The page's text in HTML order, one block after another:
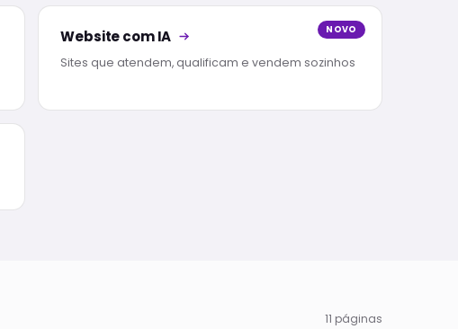
NOVO
Website com IA
Sites que atendem, qualificam e vendem sozinhos
11 páginas